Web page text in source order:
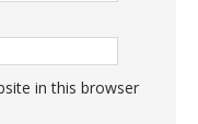
in this browser